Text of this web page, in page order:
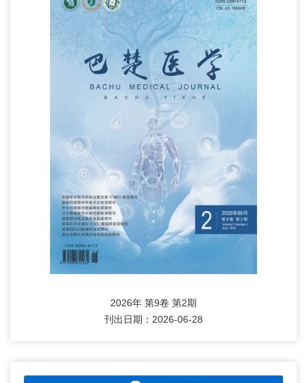
2026年 第9卷 第2期
刊出日期：2026-06-28